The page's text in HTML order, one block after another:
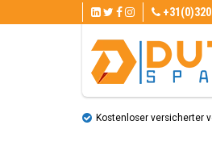
Kostenloser versicherter